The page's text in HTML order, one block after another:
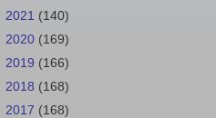
2021 (140)
2020 (169)
2019 (166)
2018 (168)
2017 (168)